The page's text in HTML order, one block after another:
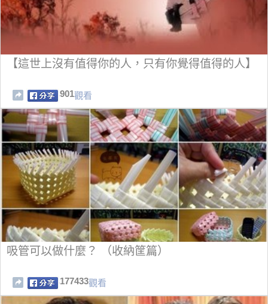
【這世上沒有值得你的人，只有你覺得值得的人】
901觀看
吸管可以做什麼？ （收納筐篇）
177433觀看